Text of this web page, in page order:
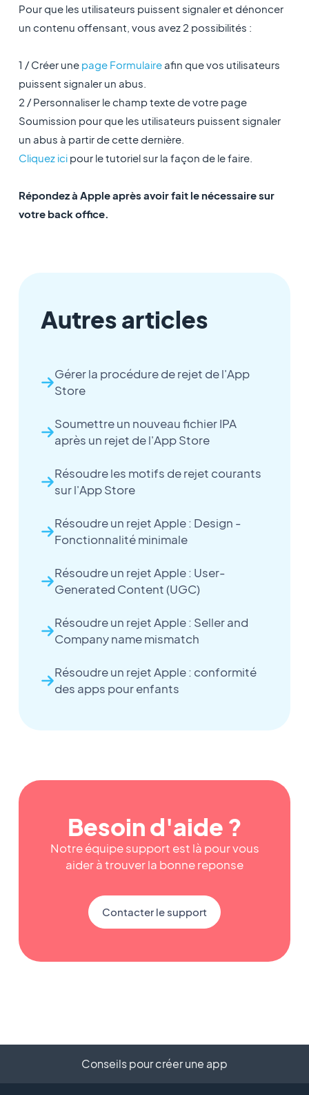
Pour que les utilisateurs puissent signaler et dénoncer
un contenu offensant, vous avez 2 possibilités :
1 / Créer une page Formulaireafin que vos utilisateurs
puissent signaler un abus.
2 / Personnaliser le champ texte de votre page
Soumission pour que les utilisateurs puissent signaler
un abus à partir de cette dernière.
Cliquez icipour le tutoriel sur la façon de le faire.
Répondez à Apple après avoir fait le nécessaire sur
votre back office.
Autres articles
Gérer la procédure de rejet de l'App
Store
Soumettre un nouveau fichier IPA
après un rejet de l'App Store
Résoudre les motifs de rejet courants
sur l'App Store
Résoudre un rejet Apple : Design -
Fonctionnalité minimale
Résoudre un rejet Apple : User-
Generated Content (UGC)
Résoudre un rejet Apple : Seller and
Company name mismatch
Résoudre un rejet Apple : conformité
des apps pour enfants
Besoin d'aide ?
Notre équipe support est là pour vous
aider à trouver la bonne reponse
Contacter le support
Conseils pour créer une app